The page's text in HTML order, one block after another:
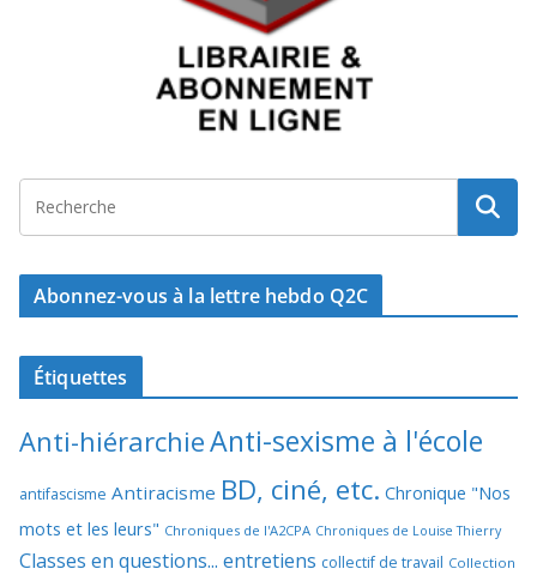
Abonnez-vous à la lettre hebdo Q2C
Étiquettes
Anti-hiérarchieAnti-sexisme à l'école
antifascisme Antiracisme BD, ciné, etc. Chronique "Nos
mots et les leurs" Chroniques de l'A2CPA Chroniques de Louise Thierry
Classes en questions... entretiens collectif de travail Collection